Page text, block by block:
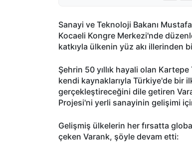
Sanayi ve Teknoloji Bakanı
Kocaeli Kongre Merkezi'nde
katkıyla ülkenin yüz akı illerinden
Şehrin 50 yıllık hayali olan
kendi kaynaklarıyla Türkiye'de bir
gerçekleştireceğini dile getiren
Projesi'ni yerli sanayinin gelişimi
Gelişmiş ülkelerin her fırsatta
çeken Varank, şöyle devam etti: